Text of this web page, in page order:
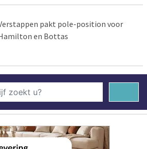
pakt pole-position voor
en Bottas